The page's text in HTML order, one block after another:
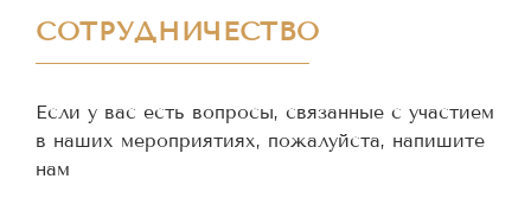
СОТРУДНИЧЕСТВО
Если у вас есть вопросы, связанные с участием
в наших мероприятиях, пожалуйста, напишите
нам